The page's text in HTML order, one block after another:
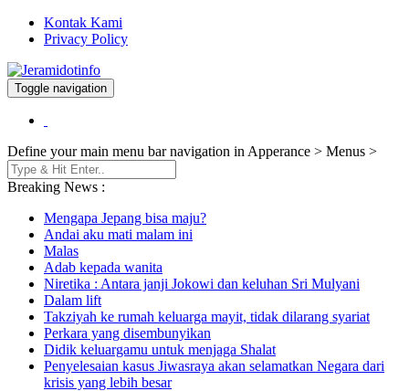
Kontak Kami
Privacy Policy
Jeramidotinfo
Berita dan Informasi Terkini
Toggle navigation
Define your main menu bar navigation in Apperance > Menus >
Breaking News :
Mengapa Jepang bisa maju?
Andai aku mati malam ini
Malas
Adab kepada wanita
Niretika : Antara janji Jokowi dan keluhan Sri Mulyani
Dalam lift
Takziyah ke rumah keluarga mayit, tidak dilarang syariat
Perkara yang disembunyikan
Didik keluargamu untuk menjaga Shalat
Penyelesaian kasus Jiwasraya akan selamatkan Negara dari
krisis yang lebih besar